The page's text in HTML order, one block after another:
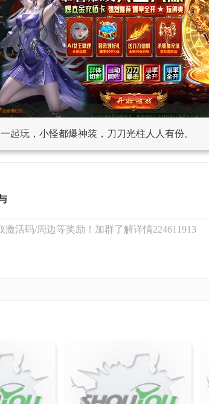
起玩，小怪都爆神装，刀刀光柱人人有份。
激活码/周边等奖励！加群了解详情224611913